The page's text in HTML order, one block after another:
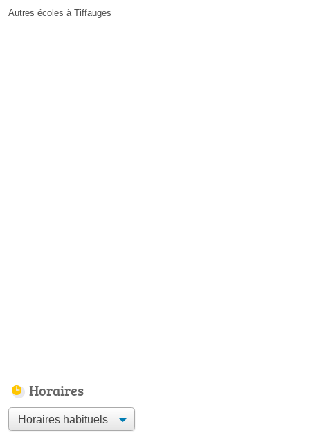
Autres écoles à Tiffauges
Horaires